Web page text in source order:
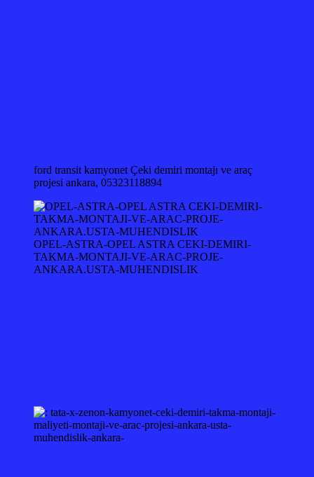
ford transit kamyonet Çeki demiri montajı ve araç
projesi ankara, 05323118894
OPEL-ASTRA-OPEL ASTRA CEKI-DEMIRI-
TAKMA-MONTAJI-VE-ARAC-PROJE-
ANKARA.USTA-MUHENDISLIK